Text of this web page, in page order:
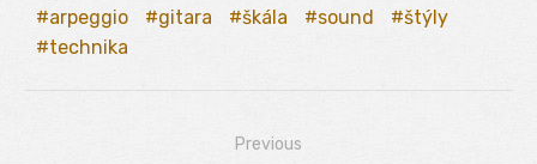
arpeggio
gitara škála sound
štýly
technika
Previous